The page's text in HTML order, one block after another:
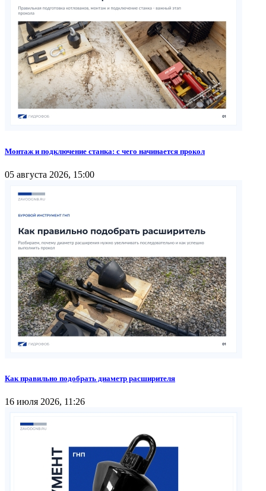
Монтаж и подключение станка: с чего начинается прокол
05 августа 2026, 15:00
Как правильно подобрать диаметр расширителя
16 июля 2026, 11:26